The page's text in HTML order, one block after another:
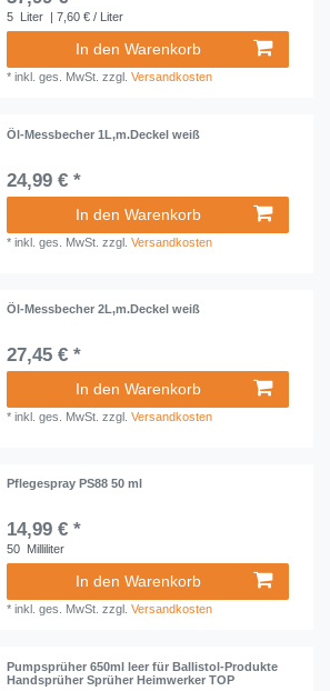
5 Liter | 7,60 € / Liter
In den Warenkorb
*inkl. ges. MwSt. zzgl.Versandkosten
Öl-Messbecher 1L,m.Deckel weiß
24,99 € *
In den Warenkorb
*inkl. ges. MwSt. zzgl.Versandkosten
Öl-Messbecher 2L,m.Deckel weiß
27,45 € *
In den Warenkorb
*inkl. ges. MwSt. zzgl.Versandkosten
Pflegespray PS88 50 ml
14,99 € *
50 Milliliter
In den Warenkorb
*inkl. ges. MwSt. zzgl.Versandkosten
Pumpsprüher 650ml leer für Ballistol-Produkte
Handsprüher Sprüher Heimwerker TOP